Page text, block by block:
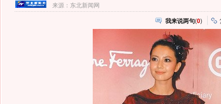
来源： 东北新闻网
我来说两句(0)